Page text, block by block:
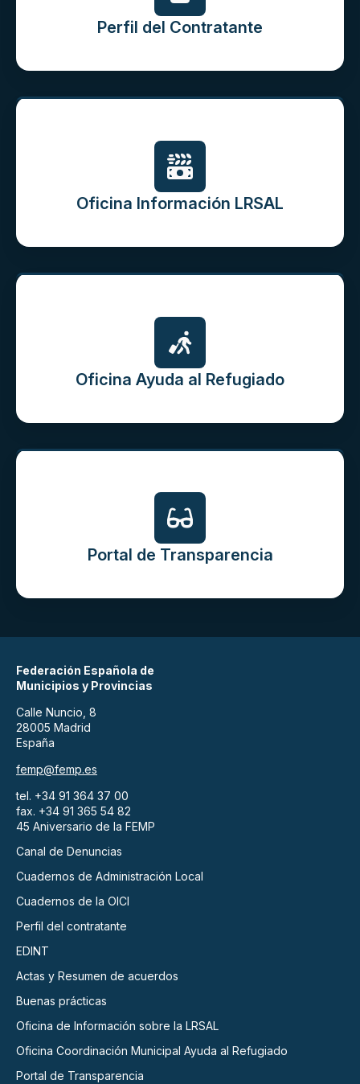
Perfil del Contratante
Oficina Información LRSAL
Oficina Ayuda al Refugiado
Portal de Transparencia
Federación Española de
Municipios y Provincias
Calle Nuncio, 8
28005 Madrid
España
femp@femp.es
tel. +34 91 364 37 00
fax. +34 91 365 54 82
45 Aniversario de la FEMP
Canal de Denuncias
Cuadernos de Administración Local
Cuadernos de la OICI
Perfil del contratante
EDINT
Actas y Resumen de acuerdos
Buenas prácticas
Oficina de Información sobre la LRSAL
Oficina Coordinación Municipal Ayuda al Refugiado
Portal de Transparencia